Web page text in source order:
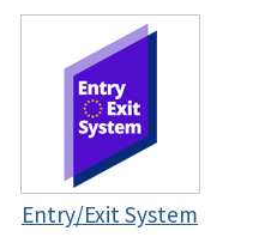
Entry/Exit System